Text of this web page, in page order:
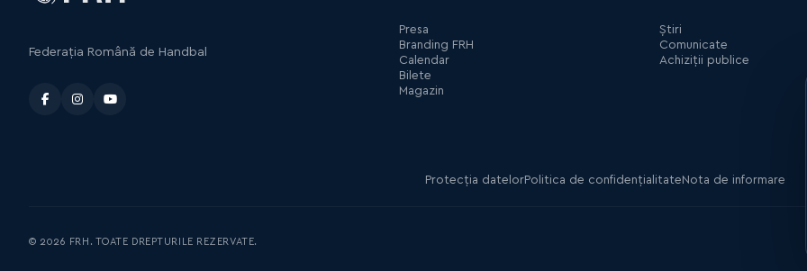
Federația Română de Handbal
Presa
Branding FRH
Calendar
Bilete
Magazin
Știri
Comunicate
Achiziții publice
Protecția datelorPolitica de confidențialitateNota de informare
© 2026 FRH. TOATE DREPTURILE REZERVATE.